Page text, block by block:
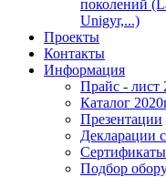
поколений
Unigyr,...)
Проекты
Контакты
Информация
Прайс - лист
Каталог
Презентации
Декларации
Сертификаты
Подбор